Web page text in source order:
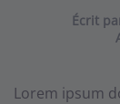
Écrit
Lorem ipsum